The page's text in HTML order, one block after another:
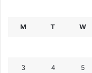
M T W
3 4 5